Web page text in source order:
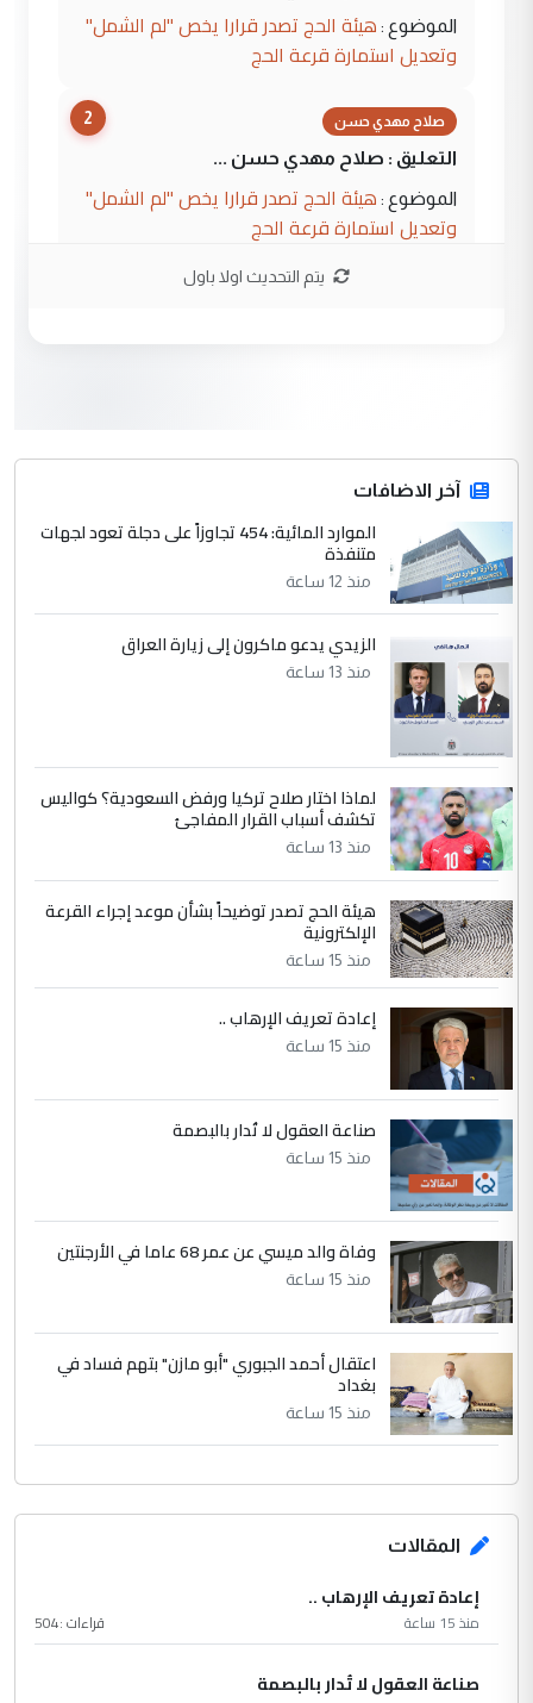
الموضوع : هيئة الحج تصدر قرارا يخص "لم الشمل"
وتعديل استمارة قرعة الحج
2 صلاح مهدي حسن
التعليق : صلاح مهدي حسن ...
الموضوع : هيئة الحج تصدر قرارا يخص "لم الشمل"
وتعديل استمارة قرعة الحج
المشترك لا تستهدف أية دولة ومفتوحة لانضمام
الدول الشقيقة
يوسف غزوان عصمت
التعليق : بكالوريوس فيزياء طبية متزوج و
زوجتي أيضا بكالوريوس سكني بغداد أرغب في
إكمال دراستي داخل ...
الموضوع :
السعودية توافق على الاستمرار في
جامعاتها سنويا
5 عبد الأمير جاسم هليل
التعليق : نحن اباء الطلاب الأوائل على العراق
نتشرف بلقاء السيد احمد الصافي في العتبات
الموضوع :
مكتب السيد احمد الصافي : لا يوجود
لدينا اي حساب على الفيس بوك وتويتر
يتم التحديث اولا باول
آخر الاضافات
الموارد المائية: 454 تجاوزاً على دجلة تعود لجهات
متنفذة
منذ 12 ساعة
الزيدي يدعو ماكرون إلى زيارة العراق
منذ 13 ساعة
لماذا اختار صلاح تركيا ورفض السعودية؟ كواليس
تكشف أسباب القرار المفاجئ
منذ 13 ساعة
هيئة الحج تصدر توضيحاً بشأن موعد إجراء القرعة
الإلكترونية
منذ 15 ساعة
إعادة تعريف الإرهاب ..
منذ 15 ساعة
صناعة العقول لا تُدار بالبصمة
منذ 15 ساعة
وفاة والد ميسي عن عمر 68 عاما في الأرجنتين
منذ 15 ساعة
اعتقال أحمد الجبوري "أبو مازن" بتهم فساد في
بغداد
منذ 15 ساعة
المقالات
إعادة تعريف الإرهاب ..
منذ 15 ساعة قراءات :504
صناعة العقول لا تُدار بالبصمة